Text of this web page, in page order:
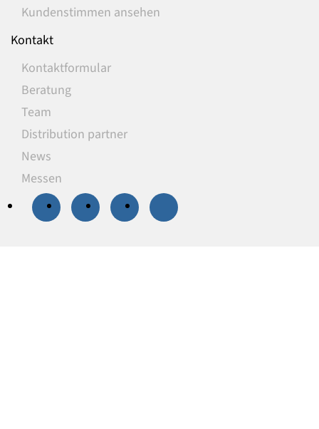
Kundenstimmen ansehen
Kontakt
Kontaktformular
Beratung
Team
Distribution partner
News
Messen